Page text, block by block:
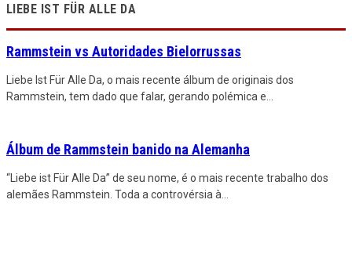
LIEBE IST FÜR ALLE DA
Rammstein vs Autoridades Bielorrussas
Liebe Ist Für Alle Da, o mais recente álbum de originais dos
Rammstein, tem dado que falar, gerando polémica e...
Álbum de Rammstein banido na Alemanha
“Liebe ist Für Alle Da” de seu nome, é o mais recente trabalho dos
alemães Rammstein. Toda a controvérsia à